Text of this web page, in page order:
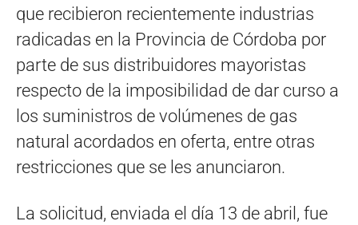
que recibieron recientemente industrias
radicadas en la Provincia de Córdoba por
parte de sus distribuidores mayoristas
respecto de la imposibilidad de dar curso a
los suministros de volúmenes de gas
natural acordados en oferta, entre otras
restricciones que se les anunciaron.
La solicitud, enviada el día 13 de abril, fue